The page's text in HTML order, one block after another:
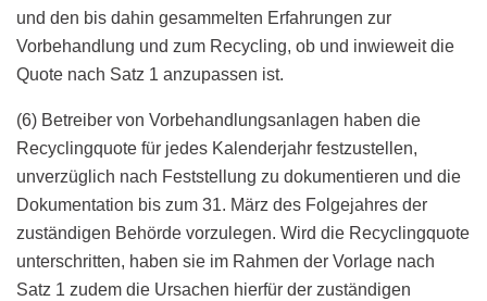
und den bis dahin gesammelten Erfahrungen zur
Vorbehandlung und zum Recycling, ob und inwieweit die
Quote nach Satz 1 anzupassen ist.
(6) Betreiber von Vorbehandlungsanlagen haben die
Recyclingquote für jedes Kalenderjahr festzustellen,
unverzüglich nach Feststellung zu dokumentieren und die
Dokumentation bis zum 31. März des Folgejahres der
zuständigen Behörde vorzulegen. Wird die Recyclingquote
unterschritten, haben sie im Rahmen der Vorlage nach
Satz 1 zudem die Ursachen hierfür der zuständigen